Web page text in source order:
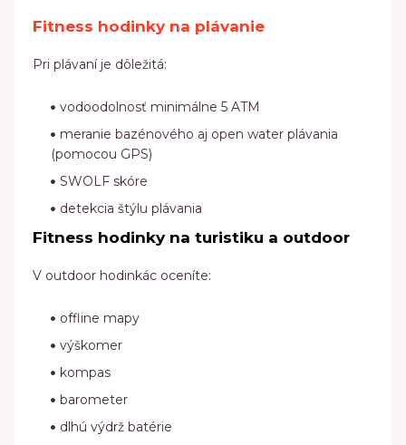
Fitness hodinky na plávanie
Pri plávaní je dôležitá:
vodoodolnosť minimálne 5 ATM
meranie bazénového aj open water plávania
(pomocou GPS)
SWOLF skóre
detekcia štýlu plávania
Fitness hodinky na turistiku a outdoor
V outdoor hodinkác oceníte:
offline mapy
výškomer
kompas
barometer
dlhú výdrž batérie